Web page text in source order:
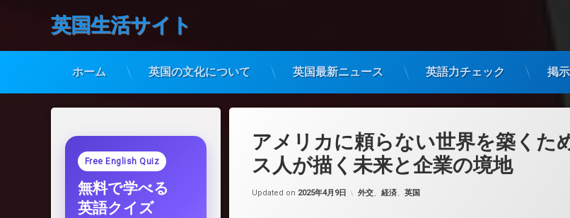
コ
英国生活サイト
ホーム 英国の文化について 英国最新ニュース 英語力チェック 掲
アメリカに頼らない世界を築くた
ス人が描く未来と企業の境地
Updated on 2025年4月9日 カテゴリー:
外交、 経済、 英国
Free English Quiz
無料で学べる
英語クイズ